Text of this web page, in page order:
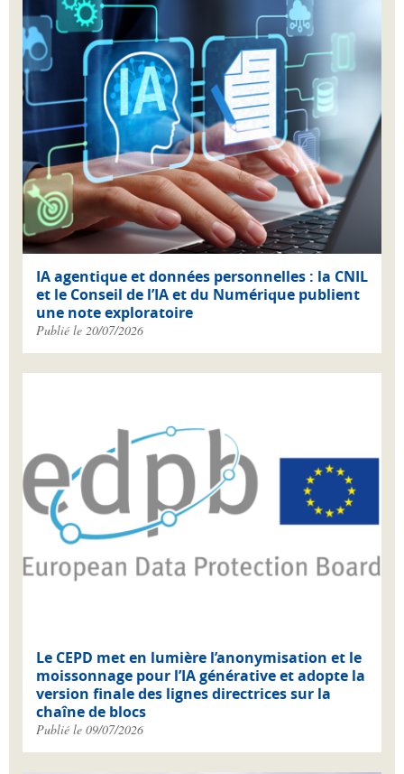
IA agentique et données personnelles : la CNIL
et le Conseil de l’IA et du Numérique publient
une note exploratoire
Publié le 20/07/2026
Le CEPD met en lumière l’anonymisation et le
moissonnage pour l’IA générative et adopte la
version finale des lignes directrices sur la
chaîne de blocs
Publié le 09/07/2026